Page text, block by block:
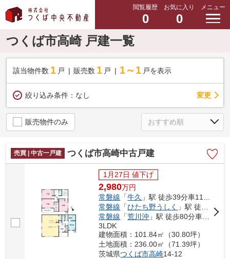
閲覧履歴
0
お気に入り
0
メニュー
つくば市高崎 戸建一覧
該当物件数 1 戸 販売数 1 戸 1～1 戸を表示
絞り込み条件： なし 変更
販売物件のみ
売買 | 中古一戸建 つくば市高崎中古戸建
1月27日 値下げ
2,980万円
常磐線 「牛久 」駅 徒歩39分車11分 3.1km
常磐線 「ひたち野うしく
」駅 徒歩56分車11分 4.8km
常磐線 「荒川沖 」駅 徒歩80分車18分 7.7km
3LDK
建物面積：101.84㎡（30.80坪）
土地面積：236.00㎡（71.39坪）
茨城県つくば市高崎14-12